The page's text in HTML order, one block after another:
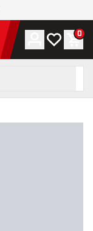
Account
La mia0